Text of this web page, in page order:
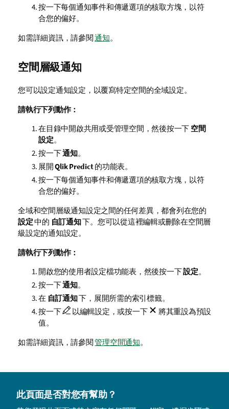
按一下每個通知事件和傳遞選項的核取方塊，以符
合您的偏好。
如需詳細資訊，請參閱通知。
空間層級通知
您可以設定通知設定，以覆寫特定空間的全域設定。
請執行下列動作：
在目錄中開啟共用或受管理空間，然後按一下 空間
設定。
按一下通知。
展開Qlik Predict的功能表。
按一下每個通知事件和傳遞選項的核取方塊，以符
合您的偏好。
全域和空間層級通知設定之間的任何差異，都會列在您的
設定中的 自訂通知下。您可以從這裡編輯或刪除在空間層
級設定的通知設定。
請執行下列動作：
開啟您的使用者設定檔功能表，然後按一下設定。
按一下通知。
在 自訂通知下，展開所需的索引標籤。
按一下
以編輯設定，或按一下
將其重設為預設
值。
如需詳細資訊，請參閱管理空間通知。
此頁面是否對您有幫助？